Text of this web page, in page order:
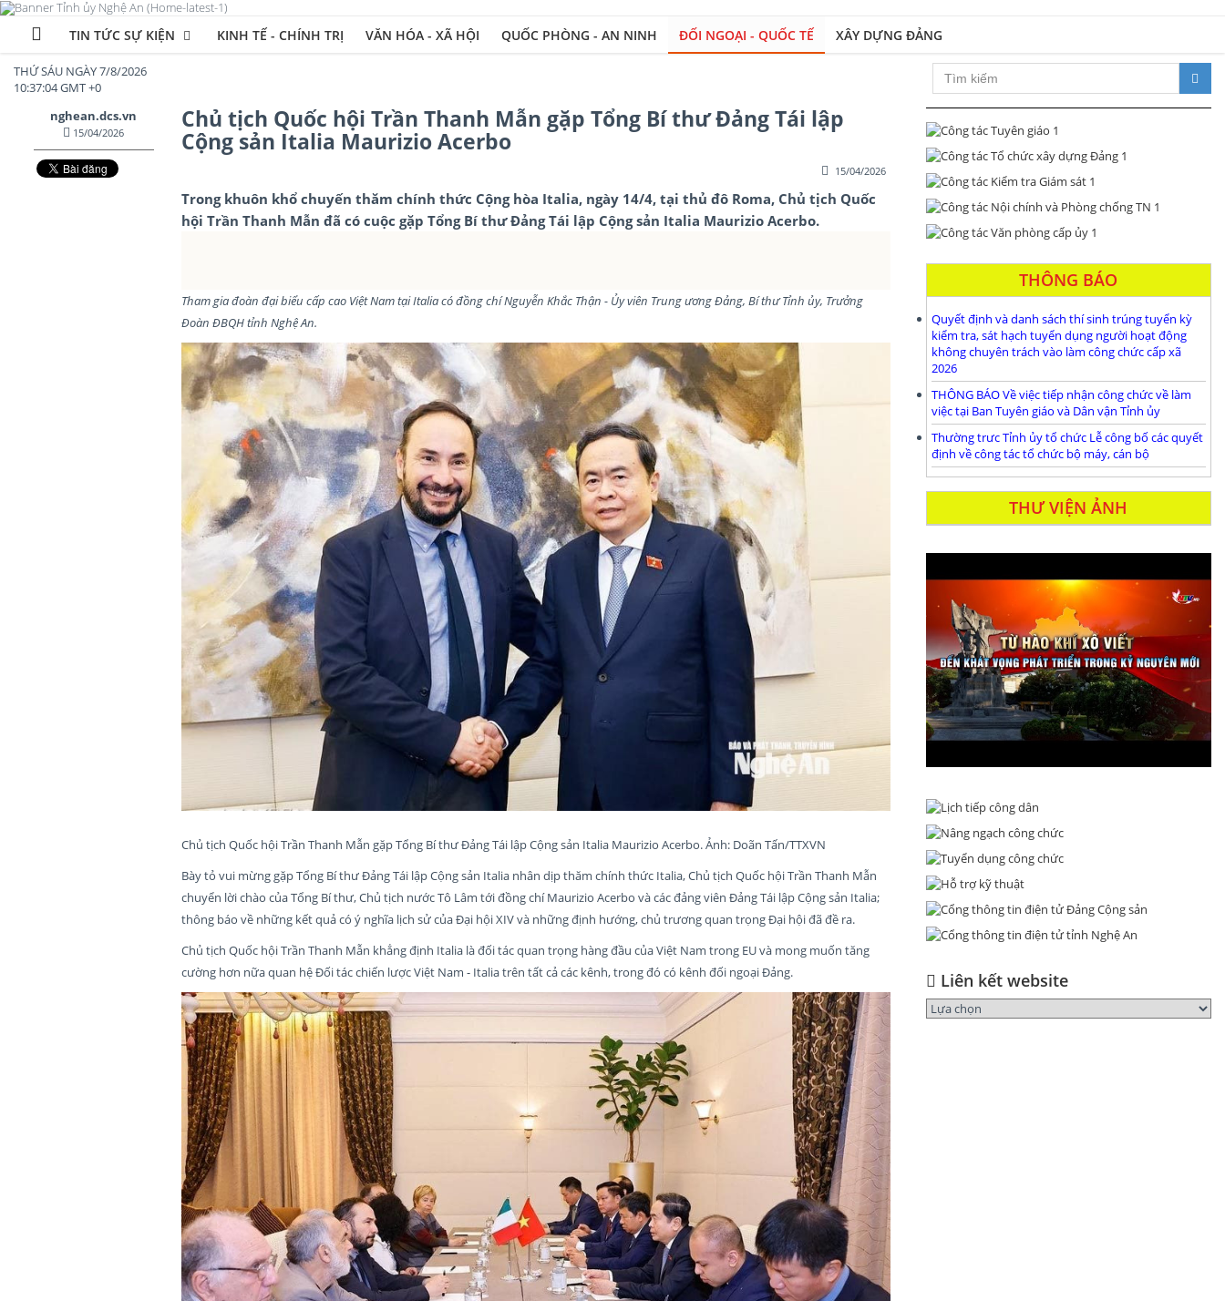
TIN TỨC SỰ KIỆN KINH TẾ - CHÍNH TRỊ VĂN HÓA - XÃ HỘI QUỐC PHÒNG - AN NINH ĐỐI NGOẠI - QUỐC TẾ XÂY DỰNG ĐẢNG
THỨ SÁU NGÀY 7/8/2026
10:37:06 GMT +0
Xây dựng Đảng bộ và hệ thống chính trị trong sạch, vững
nghean.dcs.vn
15/04/2026 Chủ tịch Quốc hội Trần Thanh Mẫn gặp Tổng Bí thư Đảng Tái lập
Cộng sản Italia Maurizio Acerbo
15/04/2026
Trong khuôn khổ chuyến thăm chính thức Cộng hòa Italia, ngày 14/4, tại thủ đô Roma, Chủ tịch Quốc
hội Trần Thanh Mẫn đã có cuộc gặp Tổng Bí thư Đảng Tái lập Cộng sản Italia Maurizio Acerbo.
Tham gia đoàn đại biểu cấp cao Việt Nam tại Italia có đồng chí Nguyễn Khắc Thận - Ủy viên Trung ương Đảng, Bí thư Tỉnh ủy, Trưởng
Đoàn ĐBQH tỉnh Nghệ An.
Chủ tịch Quốc hội Trần Thanh Mẫn gặp Tổng Bí thư Đảng Tái lập Cộng sản Italia Maurizio Acerbo. Ảnh: Doãn Tấn/TTXVN
Bày tỏ vui mừng gặp Tổng Bí thư Đảng Tái lập Cộng sản Italia nhân dịp thăm chính thức Italia, Chủ tịch Quốc hội Trần Thanh Mẫn
chuyển lời chào của Tổng Bí thư, Chủ tịch nước Tô Lâm tới đồng chí Maurizio Acerbo và các đảng viên Đảng Tái lập Cộng sản Italia;
thông báo về những kết quả có ý nghĩa lịch sử của Đại hội XIV và những định hướng, chủ trương quan trọng Đại hội đã đề ra.
Chủ tịch Quốc hội Trần Thanh Mẫn khẳng định Italia là đối tác quan trọng hàng đầu của Việt Nam trong EU và mong muốn tăng
cường hơn nữa quan hệ Đối tác chiến lược Việt Nam - Italia trên tất cả các kênh, trong đó có kênh đối ngoại Đảng.
THÔNG BÁO
Quyết định và danh sách thí sinh trúng tuyển kỳ
kiểm tra, sát hạch tuyển dụng người hoạt động
không chuyên trách vào làm công chức cấp xã
2026
THÔNG BÁO Về việc tiếp nhận công chức về làm
việc tại Ban Tuyên giáo và Dân vận Tỉnh ủy
Thường trưc Tỉnh ủy tổ chức Lễ công bố các quyết
định về công tác tổ chức bộ máy, cán bộ
THƯ VIỆN ẢNH
Liên kết website